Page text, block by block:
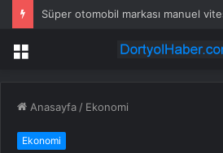
Süper otomobil markası manuel
Menü
Anasayfa / Ekonomi
Ekonomi